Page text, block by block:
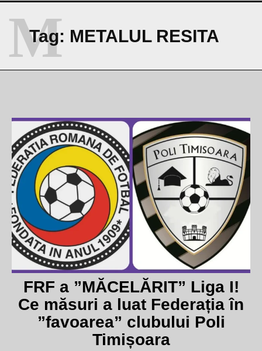
Tag: METALUL RESITA
M
FRF a ”MĂCELĂRIT” Liga I!
Ce măsuri a luat Federația în
”favoarea” clubului Poli
Timișoara